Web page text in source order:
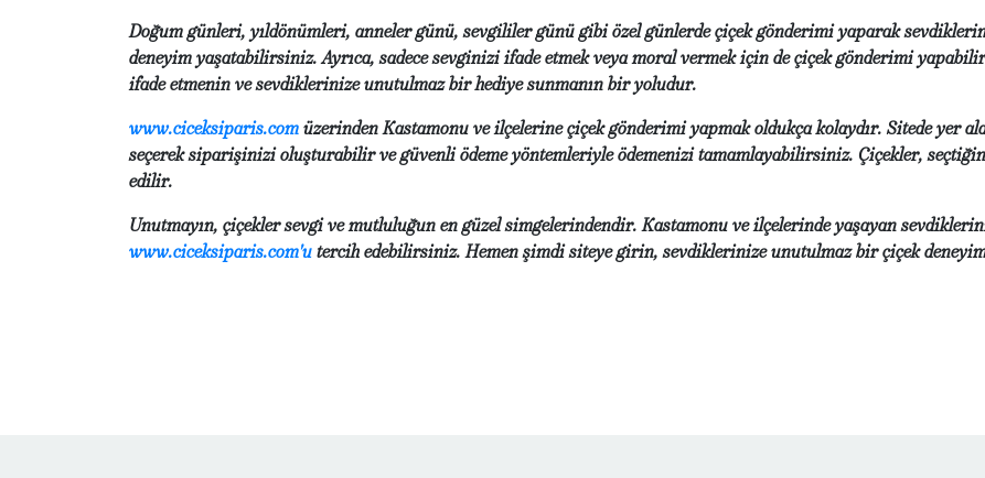
Doğum günleri, yıldönümleri, anneler günü, sevgililer günü gibi özel günlerde çiçek gönderimi yaparak
deneyim yaşatabilirsiniz. Ayrıca, sadece sevginizi ifade etmek veya moral vermek için de çiçek gönderimi
ifade etmenin ve sevdiklerinize unutulmaz bir hediye sunmanın bir yoludur.
www.ciceksiparis.com üzerinden Kastamonu ve ilçelerine çiçek gönderimi yapmak oldukça kolaydır. Sitede yer
seçerek siparişinizi oluşturabilir ve güvenli ödeme yöntemleriyle ödemenizi tamamlayabilirsiniz. Çiçekler,
edilir.
Unutmayın, çiçekler sevgi ve mutluluğun en güzel simgelerindendir. Kastamonu ve ilçelerinde yaşayan
www.ciceksiparis.com'u tercih edebilirsiniz. Hemen şimdi siteye girin, sevdiklerinize unutulmaz bir çiçek